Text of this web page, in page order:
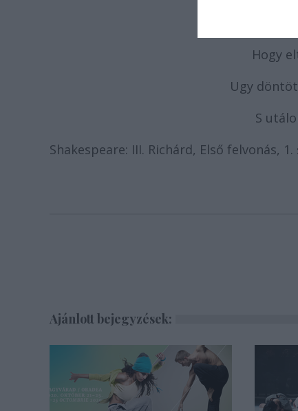
Én, mivel
Hogy
Ugy
S
Shakespeare: III. Richárd, Első felvonás,
Ajánlott bejegyzések: